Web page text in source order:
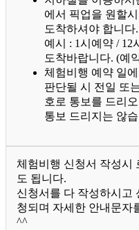
에서 픽업을 원할
도착하셔야 합니다.
예시 : 1시예약 / 12
도착바랍니다. (예
체험비행 예약 일
판단될 시 전일 또
호로 통보를 드리
통보 드리지는 않
체험비행 신청서 작성시
도 됩니다.
신청서를 다 작성하시고
청되며 자세한 안내문자
^^